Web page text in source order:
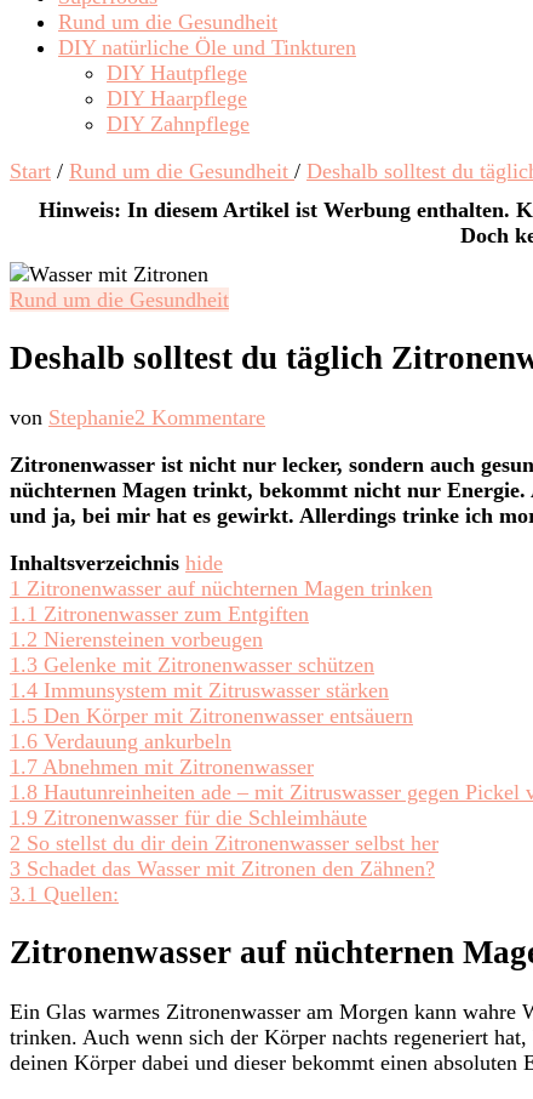
Rund um die Gesundheit
DIY natürliche Öle und Tinkturen
DIY Hautpflege
DIY Haarpflege
DIY Zahnpflege
Start / Rund um die Gesundheit / Deshalb solltest du
Hinweis: In diesem Artikel ist Werbung enthalten.
Doch
Rund um die Gesundheit
Deshalb solltest du täglich
von Stephanie2 Kommentarezu
solltest
du
täglich
Zitronenwasser ist nicht nur lecker, sondern auch
nüchternen Magen trinkt, bekommt nicht nur
und ja, bei mir hat es gewirkt. Allerdings trinke ich
Inhaltsverzeichnis hide
1 Zitronenwasser auf nüchternen Magen trinken
1.1 Zitronenwasser zum Entgiften
1.2 Nierensteinen vorbeugen
1.3 Gelenke mit Zitronenwasser schützen
1.4 Immunsystem mit Zitruswasser stärken
1.5 Den Körper mit Zitronenwasser entsäuern
1.6 Verdauung ankurbeln
1.7 Abnehmen mit Zitronenwasser
1.8 Hautunreinheiten ade – mit Zitruswasser gegen Pickel
1.9 Zitronenwasser für die Schleimhäute
2 So stellst du dir dein Zitronenwasser selbst her
3 Schadet das Wasser mit Zitronen den Zähnen?
3.1 Quellen:
Zitronenwasser auf nüchternen
Ein Glas warmes Zitronenwasser am Morgen kann
trinken. Auch wenn sich der Körper nachts regeneriert
deinen Körper dabei und dieser bekommt einen absoluten